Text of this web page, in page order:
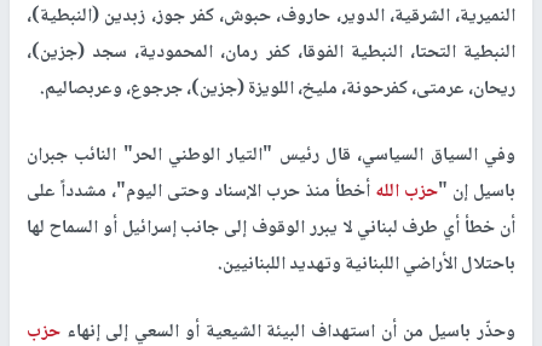
النميرية، الشرقية، الدوير، حاروف، حبوش، كفر جوز، زبدين (النبطية)،
النبطية التحتا، النبطية الفوقا، كفر رمان، المحمودية، سجد (جزين)،
ريحان، عرمتى، كفرحونة، مليخ، اللويزة (جزين)، جرجوع، وعربصاليم.
وفي السياق السياسي، قال رئيس "التيار الوطني الحر" النائب جبران
باسيل إن "حزب اللهأخطأ منذ حرب الإسناد وحتى اليوم"، مشدداً على
أن خطأ أي طرف لبناني لا يبرر الوقوف إلى جانب إسرائيل أو السماح لها
باحتلال الأراضي اللبنانية وتهديد اللبنانيين.
وحذّر باسيل من أن استهداف البيئة الشيعية أو السعي إلى إنهاء حزب